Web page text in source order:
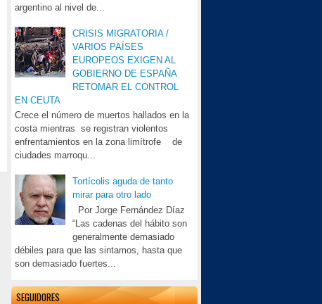
argentino al nivel de...
CRISIS MIGRATORIA /
VARIOS PAÍSES
EUROPEOS EXIGEN AL
GOBIERNO DE ESPAÑA
RETOMAR EL CONTROL
EN CEUTA
Crece el número de muertos hallados en la
costa mientras se registran violentos
enfrentamientos en la zona limítrofe de
ciudades marroqu...
Tortícolis aguda de tanto
mirar para otro lado
Por Jorge Fernández Díaz
“Las cadenas del hábito son
generalmente demasiado
débiles para que las sintamos, hasta que
son demasiado fuertes...
SEGUIDORES